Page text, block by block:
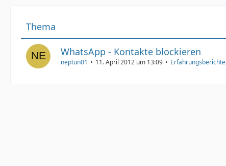
Thema
WhatsApp - Kontakte blockieren
neptun01 11. April 2012 um 13:09 Erfahrungsberichte